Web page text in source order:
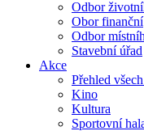
Odbor
Obor finanční
Odbor
Stavební úřad
Akce
Přehled
Kino
Kultura
Sportovní